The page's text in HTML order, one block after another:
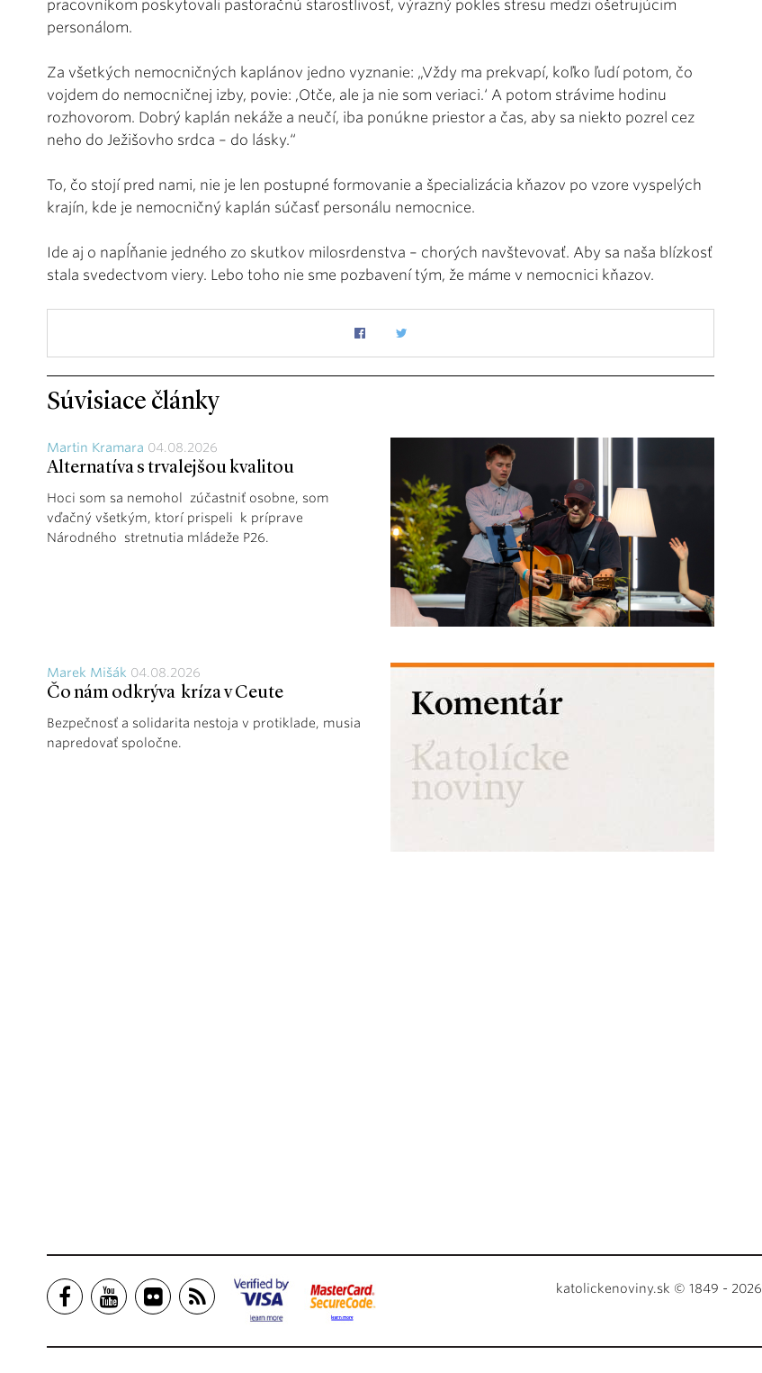
pracovníkom poskytovali pastoračnú starostlivosť, výrazný pokles stresu medzi ošetrujúcim
personálom.
Za všetkých nemocničných kaplánov jedno vyznanie: „Vždy ma prekvapí, koľko ľudí potom, čo
vojdem do nemocničnej izby, povie: ,Otče, ale ja nie som veriaci.‘ A potom strávime hodinu
rozhovorom. Dobrý kaplán nekáže a neučí, iba ponúkne priestor a čas, aby sa niekto pozrel cez
neho do Ježišovho srdca – do lásky.“
To, čo stojí pred nami, nie je len postupné formovanie a špecializácia kňazov po vzore vyspelých
krajín, kde je nemocničný kaplán súčasť personálu nemocnice.
Ide aj o napĺňanie jedného zo skutkov milosrdenstva – chorých navštevovať. Aby sa naša blízkosť
stala svedectvom viery. Lebo toho nie sme pozbavení tým, že máme v nemocnici kňazov.
Súvisiace články
Martin Kramara 04.08.2026
Alternatíva s trvalejšou kvalitou
Hoci som sa nemohol zúčastniť osobne, som
vďačný všetkým, ktorí prispeli k príprave
Národného stretnutia mládeže P26.
Marek Mišák 04.08.2026
Čo nám odkrýva kríza v Ceute
Bezpečnosť a solidarita nestoja v protiklade, musia
napredovať spoločne.
katolickenoviny.sk © 1849 -